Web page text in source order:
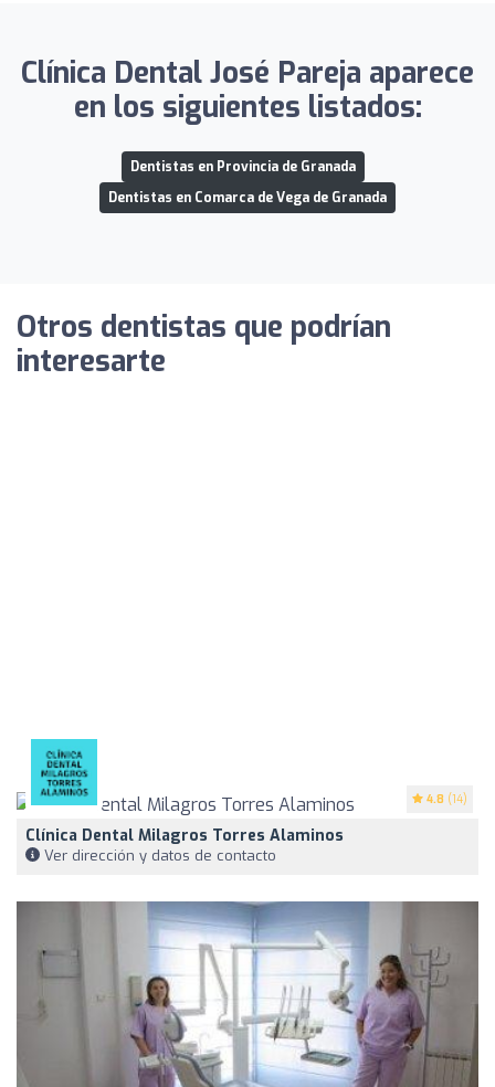
Clínica Dental José Pareja aparece
en los siguientes listados:
Dentistas en Provincia de Granada
Dentistas en Comarca de Vega de Granada
Otros dentistas que podrían
interesarte
4.8 (14)
Clínica Dental Milagros Torres Alaminos
Ver dirección y datos de contacto